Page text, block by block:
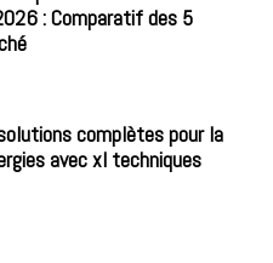
: Comparatif des 5
complètes pour la
avec xl techniques